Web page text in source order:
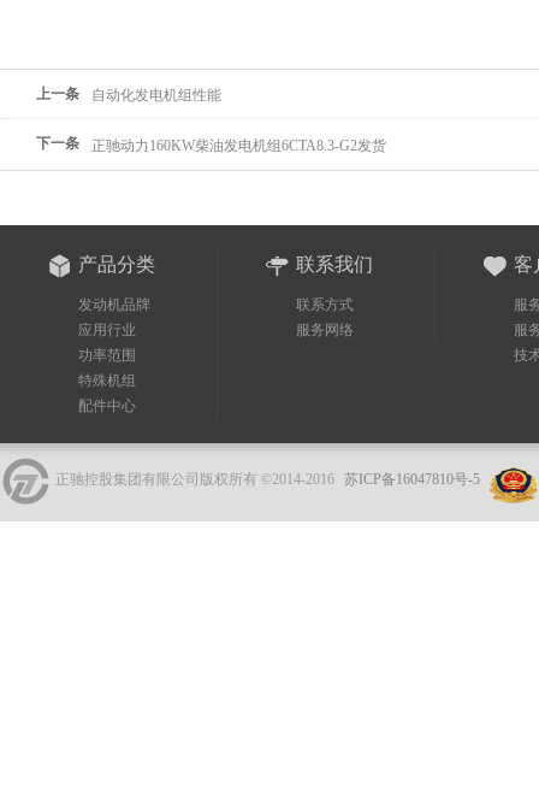
上一条 自动化发电机组性能
下一条 正驰动力160KW柴油发电机组6CTA8.3-G2发货
产品分类
发动机品牌
应用行业
功率范围
特殊机组
配件中心
联系我们
联系方式
服务网络
客
服
服
技
正驰控股集团有限公司版权所有 ©2014-2016 苏ICP备16047810号-5